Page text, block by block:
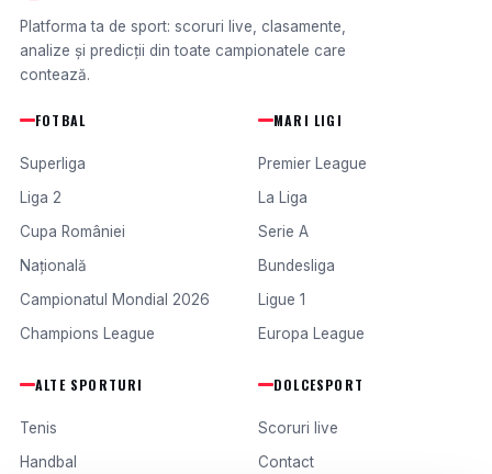
Platforma ta de sport: scoruri live, clasamente,
analize și predicții din toate campionatele care
contează.
FOTBAL
Superliga
Liga 2
Cupa României
Națională
Campionatul Mondial 2026
Champions League
MARI LIGI
Premier League
La Liga
Serie A
Bundesliga
Ligue 1
Europa League
ALTE SPORTURI
Tenis
Handbal
DOLCESPORT
Scoruri live
Contact